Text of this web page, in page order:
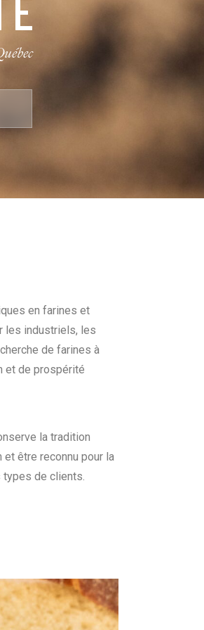
en farines et
les industriels, les
de farines à
et de prospérité
la tradition
et être reconnu pour la
types de clients.